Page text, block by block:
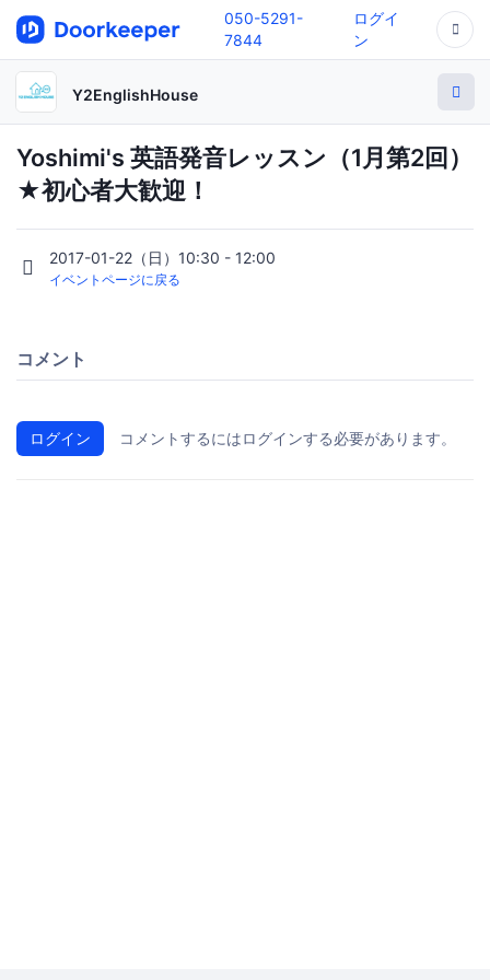
050-5291-
7844
ログイ
ン
Y2EnglishHouse
Yoshimi's 英語発音レッスン（1月第2回）
★初心者大歓迎！
2017-01-22（日）10:30 - 12:00
イベントページに戻る
コメント
ログイン コメントするにはログインする必要があります。